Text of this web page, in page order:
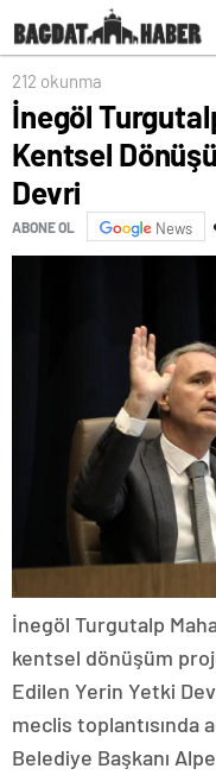
212 okunma
İnegöl
Kentsel
Devri
ABONE OL News
İnegöl Turgutalp
kentsel dönüşüm
Edilen Yerin Yetki
meclis toplantısında
Belediye Başkanı